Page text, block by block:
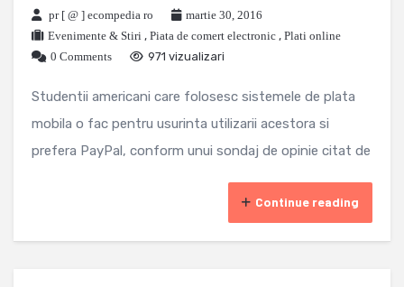
pr [ @ ] ecompedia ro
martie 30, 2016
Evenimente & Stiri , Piata de comert electronic , Plati online
0 Comments
971 vizualizari
Studentii americani care folosesc sistemele de plata
mobila o fac pentru usurinta utilizarii acestora si
prefera PayPal, conform unui sondaj de opinie citat de
Continue reading